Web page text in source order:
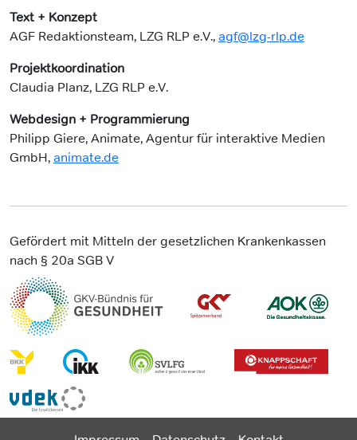
Text + Konzept
AGF Redaktionsteam, LZG RLP e.V.,agf@lzg-rlp.de
Projektkoordination
Claudia Planz, LZG RLP e.V.
Webdesign + Programmierung
Philipp Giere, Animate, Agentur für interaktive Medien
GmbH,animate.de
Gefördert mit Mitteln der gesetzlichen Krankenkassen
nach § 20a SGB V